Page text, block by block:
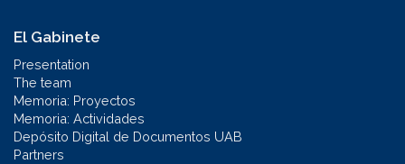
El Gabinete
Presentation
The team
Memoria: Proyectos
Memoria: Actividades
Depósito Digital de Documentos UAB
Partners